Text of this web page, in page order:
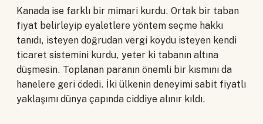
Kanada ise farklı bir mimari kurdu. Ortak bir taban
fiyat belirleyip eyaletlere yöntem seçme hakkı
tanıdı, isteyen doğrudan vergi koydu isteyen kendi
ticaret sistemini kurdu, yeter ki tabanın altına
düşmesin. Toplanan paranın önemli bir kısmını da
hanelere geri ödedi. İki ülkenin deneyimi sabit fiyatlı
yaklaşımı dünya çapında ciddiye alınır kıldı.